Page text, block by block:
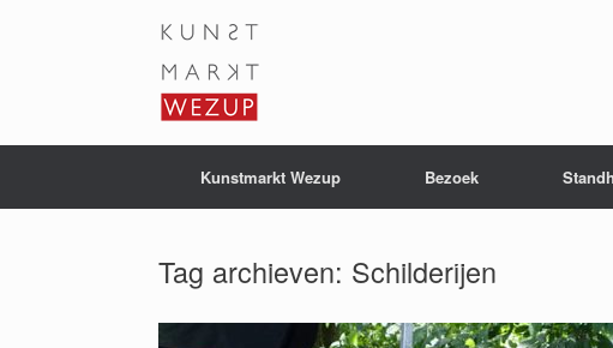
Kunstmarkt Wezup Bezoek
Tag archieven: Schilderijen